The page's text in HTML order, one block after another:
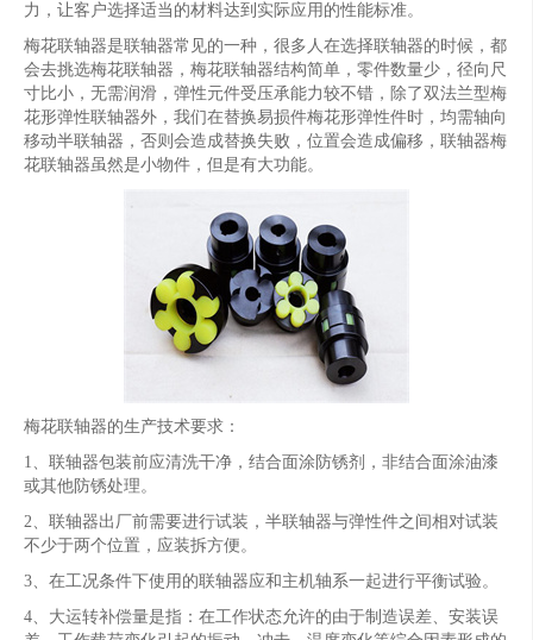
力，让客户选择适当的材料达到实际应用的性能标准。
梅花联轴器是联轴器常见的一种，很多人在选择联轴器的时候，都
会去挑选梅花联轴器，梅花联轴器结构简单，零件数量少，径向尺
寸比小，无需润滑，弹性元件受压承能力较不错，除了双法兰型梅
花形弹性联轴器外，我们在替换易损件梅花形弹性件时，均需轴向
移动半联轴器，否则会造成替换失败，位置会造成偏移，联轴器梅
花联轴器虽然是小物件，但是有大功能。
梅花联轴器的生产技术要求：
1、联轴器包装前应清洗干净，结合面涂防锈剂，非结合面涂油漆
或其他防锈处理。
2、联轴器出厂前需要进行试装，半联轴器与弹性件之间相对试装
不少于两个位置，应装拆方便。
3、在工况条件下使用的联轴器应和主机轴系一起进行平衡试验。
4、大运转补偿量是指：在工作状态允许的由于制造误差、安装误